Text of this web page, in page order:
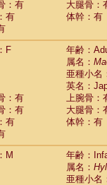
：有
大腿骨：
有
体幹：有
F
年齢：
属名：
亜種小名
英名：
：有
上腕骨：
：有
大腿骨：
有
体幹：有
M
年齢：
属名：
亜種小名